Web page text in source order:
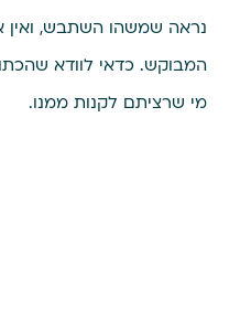
נראה שמשהו השתבש, ואין
המבוקש. כדאי לוודא
מי שרציתם לקנות ממנו.